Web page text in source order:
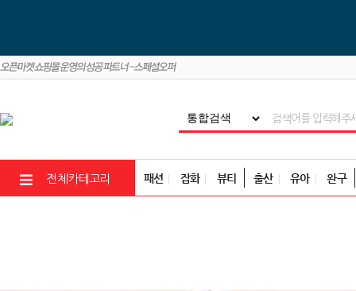
전체카테고리 패션 잡화 뷰티 출산 유아 완구